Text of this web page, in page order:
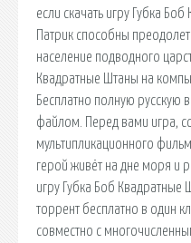
если скачать игру Губка
Патрик способны
население подводного
Квадратные Штаны на
Бесплатно полную русскую
файлом. Перед вами игра,
мультипликационного
герой живёт на дне моря и
игру Губка Боб
торрент бесплатно в один
совместно с